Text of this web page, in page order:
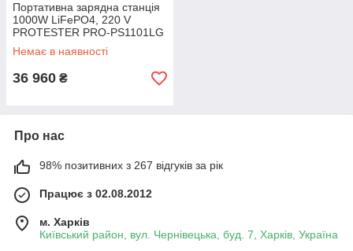
Портативна зарядна станція
1000W LiFePO4, 220 V
PROTESTER PRO-PS1101LG
Немає в наявності
36 960 ₴
Про нас
98% позитивних з 267 відгуків за рік
Працює з 02.08.2012
м. Харків
Київський район, вул. Чернівецька, буд. 7, Харків, Україна